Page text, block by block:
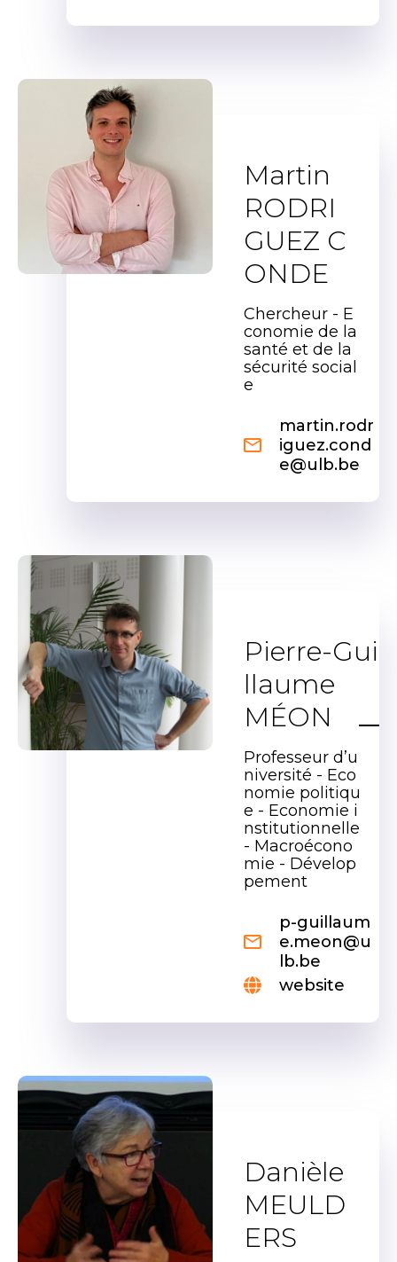
Martin
RODRI
GUEZ C
ONDE
Chercheur - E
conomie de la
santé et de la
sécurité social
e
martin.rodr
iguez.cond
e@ulb.be
Pierre-Gui
llaume
MÉON
Professeur d’u
niversité - Eco
nomie politiqu
e - Economie i
nstitutionnelle
- Macroécono
mie - Dévelop
pement
p-guillaum
e.meon@u
lb.be
website
Danièle
MEULD
ERS